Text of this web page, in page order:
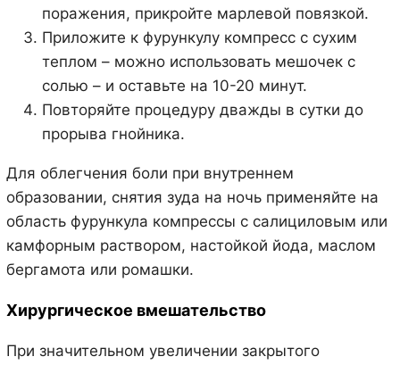
поражения, прикройте марлевой повязкой.
Приложите к фурункулу компресс с сухим
теплом – можно использовать мешочек с
солью – и оставьте на 10-20 минут.
Повторяйте процедуру дважды в сутки до
прорыва гнойника.
Для облегчения боли при внутреннем
образовании, снятия зуда на ночь применяйте на
область фурункула компрессы с салициловым или
камфорным раствором, настойкой йода, маслом
бергамота или ромашки.
Хирургическое вмешательство
При значительном увеличении закрытого